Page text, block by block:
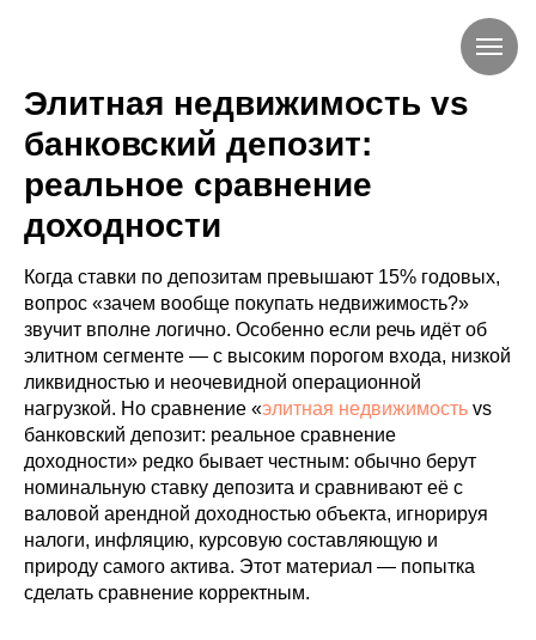
Элитная недвижимость vs
банковский депозит:
реальное сравнение
доходности
Когда ставки по депозитам превышают 15% годовых,
вопрос «зачем вообще покупать недвижимость?»
звучит вполне логично. Особенно если речь идёт об
элитном сегменте — с высоким порогом входа, низкой
ликвидностью и неочевидной операционной
нагрузкой. Но сравнение «элитная недвижимость vs
банковский депозит: реальное сравнение
доходности» редко бывает честным: обычно берут
номинальную ставку депозита и сравнивают её с
валовой арендной доходностью объекта, игнорируя
налоги, инфляцию, курсовую составляющую и
природу самого актива. Этот материал — попытка
сделать сравнение корректным.